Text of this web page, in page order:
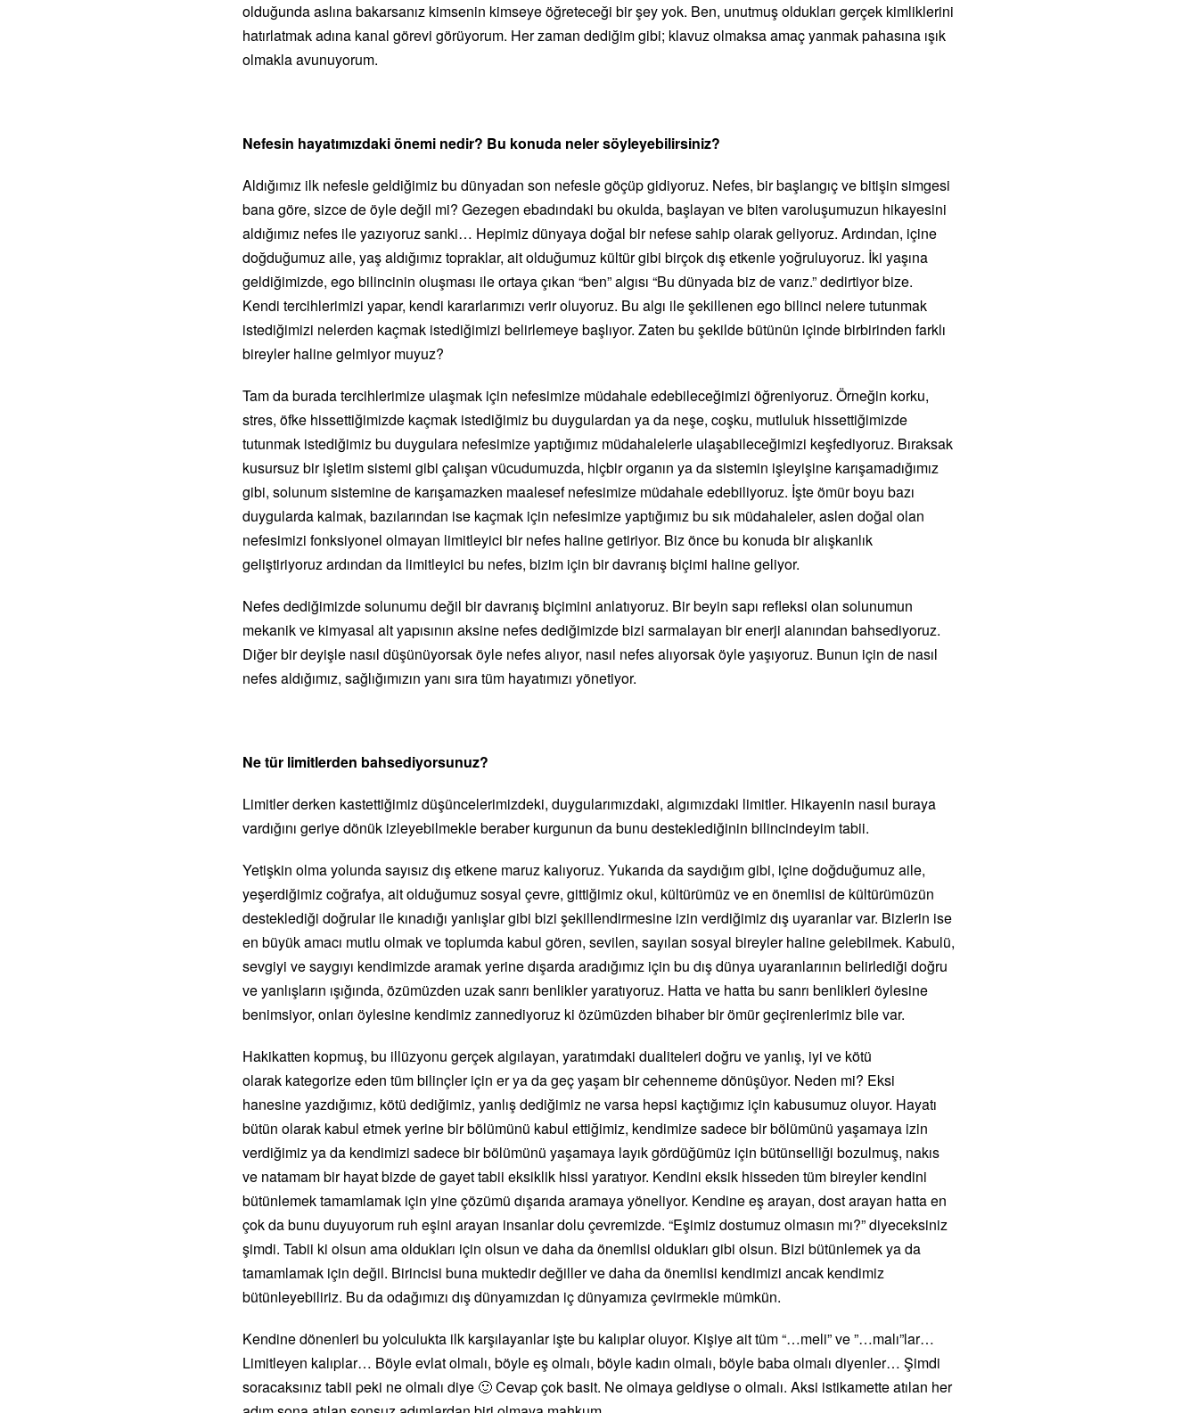
olduğunda aslına bakarsanız kimsenin kimseye öğreteceği bir şey yok. Ben, unutmuş oldukları gerçek kimliklerini
hatırlatmak adına kanal görevi görüyorum. Her zaman dediğim gibi; klavuz olmaksa amaç yanmak pahasına ışık
olmakla avunuyorum.
Nefesin hayatımızdaki önemi nedir? Bu konuda neler söyleyebilirsiniz?
Aldığımız ilk nefesle geldiğimiz bu dünyadan son nefesle göçüp gidiyoruz. Nefes, bir başlangıç ve bitişin simgesi
bana göre, sizce de öyle değil mi? Gezegen ebadındaki bu okulda, başlayan ve biten varoluşumuzun hikayesini
aldığımız nefes ile yazıyoruz sanki… Hepimiz dünyaya doğal bir nefese sahip olarak geliyoruz. Ardından, içine
doğduğumuz aile, yaş aldığımız topraklar, ait olduğumuz kültür gibi birçok dış etkenle yoğruluyoruz. İki yaşına
geldiğimizde, ego bilincinin oluşması ile ortaya çıkan “ben” algısı “Bu dünyada biz de varız.” dedirtiyor bize.
Kendi tercihlerimizi yapar, kendi kararlarımızı verir oluyoruz. Bu algı ile şekillenen ego bilinci nelere tutunmak
istediğimizi nelerden kaçmak istediğimizi belirlemeye başlıyor. Zaten bu şekilde bütünün içinde birbirinden farklı
bireyler haline gelmiyor muyuz?
Tam da burada tercihlerimize ulaşmak için nefesimize müdahale edebileceğimizi öğreniyoruz. Örneğin korku,
stres, öfke hissettiğimizde kaçmak istediğimiz bu duygulardan ya da neşe, coşku, mutluluk hissettiğimizde
tutunmak istediğimiz bu duygulara nefesimize yaptığımız müdahalelerle ulaşabileceğimizi keşfediyoruz. Bıraksak
kusursuz bir işletim sistemi gibi çalışan vücudumuzda, hiçbir organın ya da sistemin işleyişine karışamadığımız
gibi, solunum sistemine de karışamazken maalesef nefesimize müdahale edebiliyoruz. İşte ömür boyu bazı
duygularda kalmak, bazılarından ise kaçmak için nefesimize yaptığımız bu sık müdahaleler, aslen doğal olan
nefesimizi fonksiyonel olmayan limitleyici bir nefes haline getiriyor. Biz önce bu konuda bir alışkanlık
geliştiriyoruz ardından da limitleyici bu nefes, bizim için bir davranış biçimi haline geliyor.
Nefes dediğimizde solunumu değil bir davranış biçimini anlatıyoruz. Bir beyin sapı refleksi olan solunumun
mekanik ve kimyasal alt yapısının aksine nefes dediğimizde bizi sarmalayan bir enerji alanından bahsediyoruz.
Diğer bir deyişle nasıl düşünüyorsak öyle nefes alıyor, nasıl nefes alıyorsak öyle yaşıyoruz. Bunun için de nasıl
nefes aldığımız, sağlığımızın yanı sıra tüm hayatımızı yönetiyor.
Ne tür limitlerden bahsediyorsunuz?
Limitler derken kastettiğimiz düşüncelerimizdeki, duygularımızdaki, algımızdaki limitler. Hikayenin nasıl buraya
vardığını geriye dönük izleyebilmekle beraber kurgunun da bunu desteklediğinin bilincindeyim tabii.
Yetişkin olma yolunda sayısız dış etkene maruz kalıyoruz. Yukarıda da saydığım gibi, içine doğduğumuz aile,
yeşerdiğimiz coğrafya, ait olduğumuz sosyal çevre, gittiğimiz okul, kültürümüz ve en önemlisi de kültürümüzün
desteklediği doğrular ile kınadığı yanlışlar gibi bizi şekillendirmesine izin verdiğimiz dış uyaranlar var. Bizlerin ise
en büyük amacı mutlu olmak ve toplumda kabul gören, sevilen, sayılan sosyal bireyler haline gelebilmek. Kabulü,
sevgiyi ve saygıyı kendimizde aramak yerine dışarda aradığımız için bu dış dünya uyaranlarının belirlediği doğru
ve yanlışların ışığında, özümüzden uzak sanrı benlikler yaratıyoruz. Hatta ve hatta bu sanrı benlikleri öylesine
benimsiyor, onları öylesine kendimiz zannediyoruz ki özümüzden bihaber bir ömür geçirenlerimiz bile var.
Hakikatten kopmuş, bu illüzyonu gerçek algılayan, yaratımdaki dualiteleri doğru ve yanlış, iyi ve kötü
olarak kategorize eden tüm bilinçler için er ya da geç yaşam bir cehenneme dönüşüyor. Neden mi? Eksi
hanesine yazdığımız, kötü dediğimiz, yanlış dediğimiz ne varsa hepsi kaçtığımız için kabusumuz oluyor. Hayatı
bütün olarak kabul etmek yerine bir bölümünü kabul ettiğimiz, kendimize sadece bir bölümünü yaşamaya izin
verdiğimiz ya da kendimizi sadece bir bölümünü yaşamaya layık gördüğümüz için bütünselliği bozulmuş, nakıs
ve natamam bir hayat bizde de gayet tabii eksiklik hissi yaratıyor. Kendini eksik hisseden tüm bireyler kendini
bütünlemek tamamlamak için yine çözümü dışarıda aramaya yöneliyor. Kendine eş arayan, dost arayan hatta en
çok da bunu duyuyorum ruh eşini arayan insanlar dolu çevremizde. “Eşimiz dostumuz olmasın mı?” diyeceksiniz
şimdi. Tabii ki olsun ama oldukları için olsun ve daha da önemlisi oldukları gibi olsun. Bizi bütünlemek ya da
tamamlamak için değil. Birincisi buna muktedir değiller ve daha da önemlisi kendimizi ancak kendimiz
bütünleyebiliriz. Bu da odağımızı dış dünyamızdan iç dünyamıza çevirmekle mümkün.
Kendine dönenleri bu yolculukta ilk karşılayanlar işte bu kalıplar oluyor. Kişiye ait tüm “…meli” ve ”…malı”lar…
Limitleyen kalıplar… Böyle evlat olmalı, böyle eş olmalı, böyle kadın olmalı, böyle baba olmalı diyenler… Şimdi
soracaksınız tabii peki ne olmalı diye 🙂 Cevap çok basit. Ne olmaya geldiyse o olmalı. Aksi istikamette atılan her